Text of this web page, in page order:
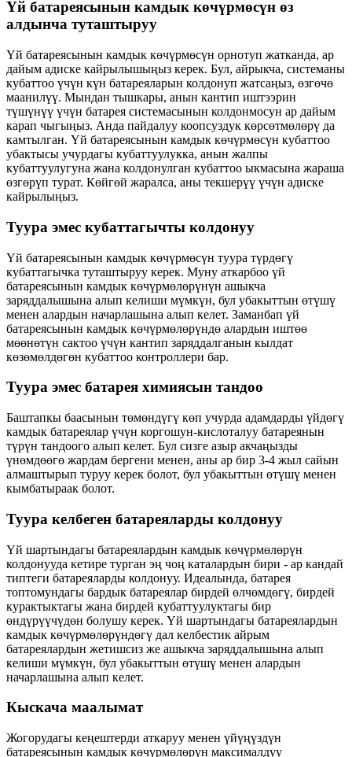
Үй батареясынын камдык көчүрмөсүн өз
алдынча туташтыруу
Үй батареясынын камдык көчүрмөсүн орнотуп жатканда, ар
дайым адиске кайрылышыңыз керек. Бул, айрыкча, системаны
кубаттоо үчүн күн батареяларын колдонуп жатсаңыз, өзгөчө
маанилүү. Мындан тышкары, анын кантип иштээрин
түшүнүү үчүн батарея системасынын колдонмосун ар дайым
карап чыгыңыз. Анда пайдалуу коопсуздук көрсөтмөлөрү да
камтылган. Үй батареясынын камдык көчүрмөсүн кубаттоо
убактысы учурдагы кубаттуулукка, анын жалпы
кубаттуулугуна жана колдонулган кубаттоо ыкмасына жараша
өзгөрүп турат. Көйгөй жаралса, аны текшерүү үчүн адиске
кайрылыңыз.
Туура эмес кубаттагычты колдонуу
Үй батареясынын камдык көчүрмөсүн туура түрдөгү
кубаттагычка туташтыруу керек. Муну аткарбоо үй
батареясынын камдык көчүрмөлөрүнүн ашыкча
заряддалышына алып келиши мүмкүн, бул убакыттын өтүшү
менен алардын начарлашына алып келет. Заманбап үй
батареясынын камдык көчүрмөлөрүндө алардын иштөө
мөөнөтүн сактоо үчүн кантип заряддалганын кылдат
көзөмөлдөгөн кубаттоо контроллери бар.
Туура эмес батарея химиясын тандоо
Баштапкы баасынын төмөндүгү көп учурда адамдарды үйдөгү
камдык батареялар үчүн коргошун-кислоталуу батареянын
түрүн тандоого алып келет. Бул сизге азыр акчаңызды
үнөмдөөгө жардам бергени менен, аны ар бир 3-4 жыл сайын
алмаштырып туруу керек болот, бул убакыттын өтүшү менен
кымбатыраак болот.
Туура келбеген батареяларды колдонуу
Үй шартындагы батареялардын камдык көчүрмөлөрүн
колдонууда кетире турган эң чоң каталардын бири - ар кандай
типтеги батареяларды колдонуу. Идеалында, батарея
топтомундагы бардык батареялар бирдей өлчөмдөгү, бирдей
курактыктагы жана бирдей кубаттуулуктагы бир
өндүрүүчүдөн болушу керек. Үй шартындагы батареялардын
камдык көчүрмөлөрүндөгү дал келбестик айрым
батареялардын жетишсиз же ашыкча заряддалышына алып
келиши мүмкүн, бул убакыттын өтүшү менен алардын
начарлашына алып келет.
Кыскача маалымат
Жогорудагы кеңештерди аткаруу менен үйүңүздүн
батареясынын камдык көчүрмөлөрүн максималдуу